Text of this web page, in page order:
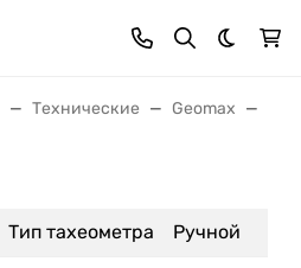
Темная
Технические Geomax
Тип тахеометра Ручной